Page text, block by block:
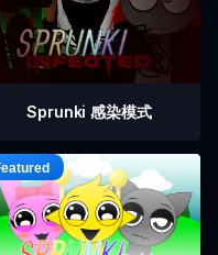
Sprunki 感染模式